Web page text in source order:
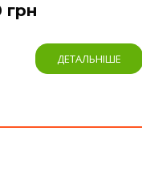
грн
ДЕТАЛЬНІШЕ